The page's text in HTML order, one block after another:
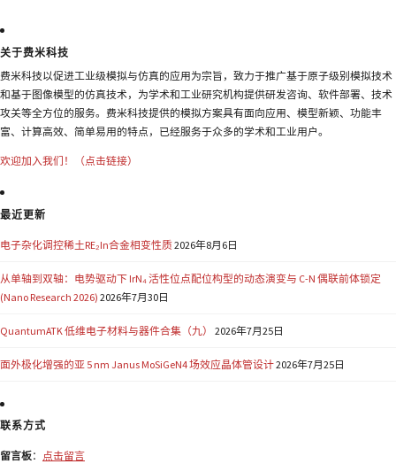
关于费米科技
费米科技以促进工业级模拟与仿真的应用为宗旨，致力于推广基于原子级别模拟技术
和基于图像模型的仿真技术，为学术和工业研究机构提供研发咨询、软件部署、技术
攻关等全方位的服务。费米科技提供的模拟方案具有面向应用、模型新颖、功能丰
富、计算高效、简单易用的特点，已经服务于众多的学术和工业用户。
欢迎加入我们！（点击链接）
最近更新
电子杂化调控稀土RE₂In合金相变性质2026年8月6日
从单轴到双轴：电势驱动下 IrN₄ 活性位点配位构型的动态演变与 C-N 偶联前体锁定
(Nano Research 2026) 2026年7月30日
QuantumATK 低维电子材料与器件合集（九） 2026年7月25日
面外极化增强的亚 5 nm Janus MoSiGeN4 场效应晶体管设计2026年7月25日
联系方式
留言板： 点击留言